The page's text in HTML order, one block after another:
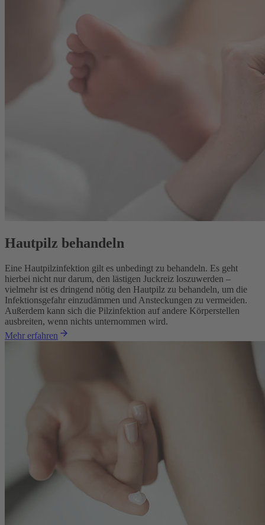
Hautpilz behandeln
Eine Hautpilzinfektion gilt es unbedingt zu behandeln. Es geht
hierbei nicht nur darum, den lästigen Juckreiz loszuwerden –
vielmehr ist es dringend nötig den Hautpilz zu behandeln, um die
Infektionsgefahr einzudämmen und Ansteckungen zu vermeiden.
Außerdem kann sich die Pilzinfektion auf andere Körperstellen
ausbreiten, wenn nichts unternommen wird.
Mehr erfahren